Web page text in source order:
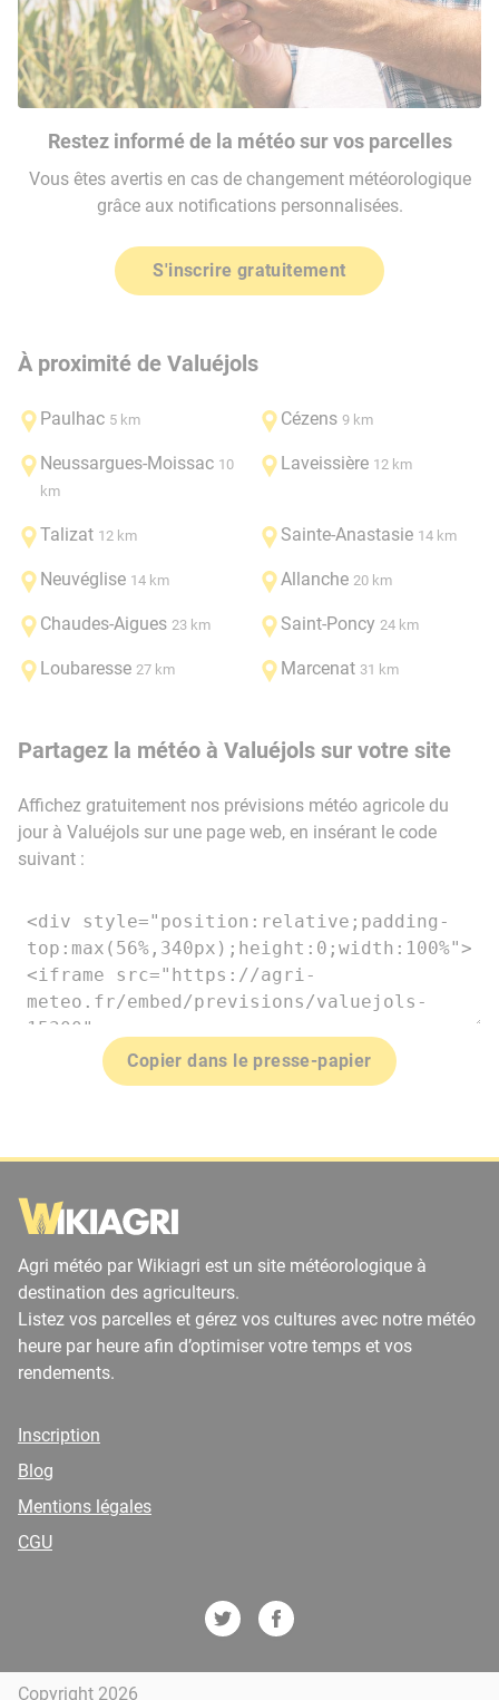
Restez informé de la météo sur vos parcelles
Vous êtes avertis en cas de changement météorologique
grâce aux notifications personnalisées.
S'inscrire gratuitement
À proximité de Valuéjols
Paulhac 5 km Cézens 9 km
Neussargues-Moissac 10
km
Laveissière 12 km
Talizat 12 km Sainte-Anastasie 14 km
Neuvéglise 14 km Allanche 20 km
Chaudes-Aigues 23 km Saint-Poncy 24 km
Loubaresse 27 km Marcenat 31 km
Partagez la météo à Valuéjols sur votre site
Affichez gratuitement nos prévisions météo agricole du
jour à Valuéjols sur une page web, en insérant le code
suivant :
Copier dans le presse-papier
Agri météo par Wikiagri est un site météorologique à
destination des agriculteurs.
Listez vos parcelles et gérez vos cultures avec notre météo
heure par heure afin d’optimiser votre temps et vos
rendements.
Inscription
Blog
Mentions légales
CGU
Copyright 2026